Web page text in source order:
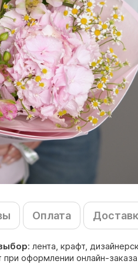
Оплата
: лента, крафт,
оформлении онлайн-